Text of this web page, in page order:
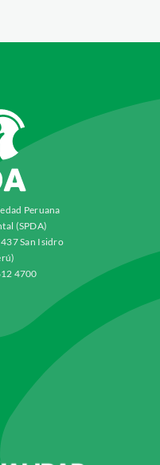
Peruana
(SPDA)
San Isidro
4700